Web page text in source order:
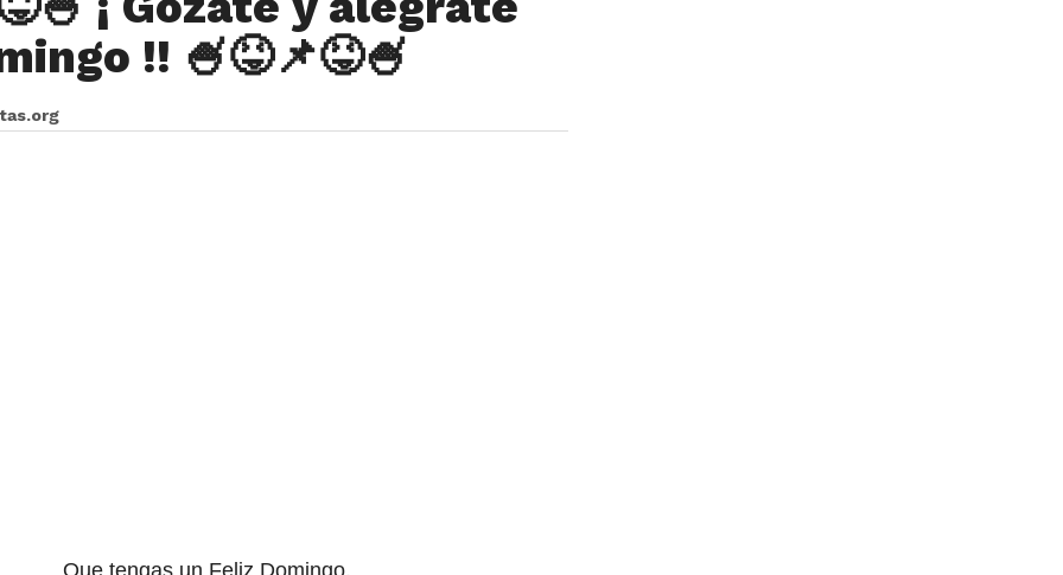
!! 🍧😝📌😝🍧